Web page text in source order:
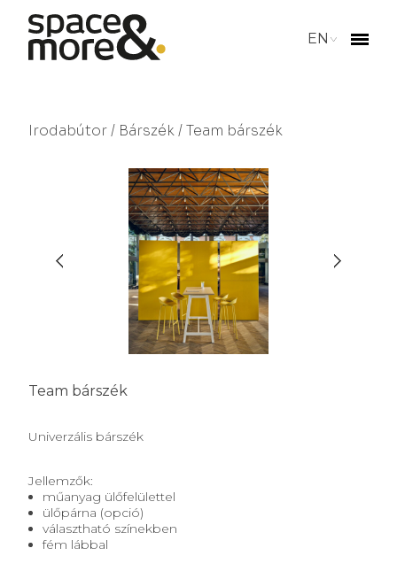
EN
Irodabútor/ Bárszék/ Team bárszék
Team bárszék
Univerzális bárszék
Jellemzők:
műanyag ülőfelülettel
ülőpárna (opció)
választható színekben
fém lábbal